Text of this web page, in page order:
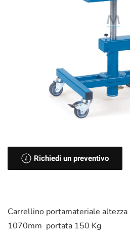
Richiedi un preventivo
Carrellino portamateriale
1070mm portata 150 Kg